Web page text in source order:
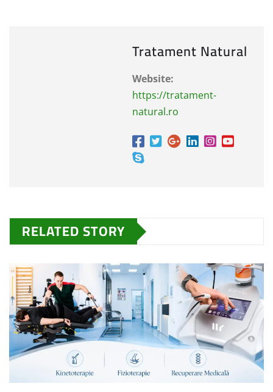
Tratament Natural
Website:
https://tratament-
natural.ro
RELATED STORY